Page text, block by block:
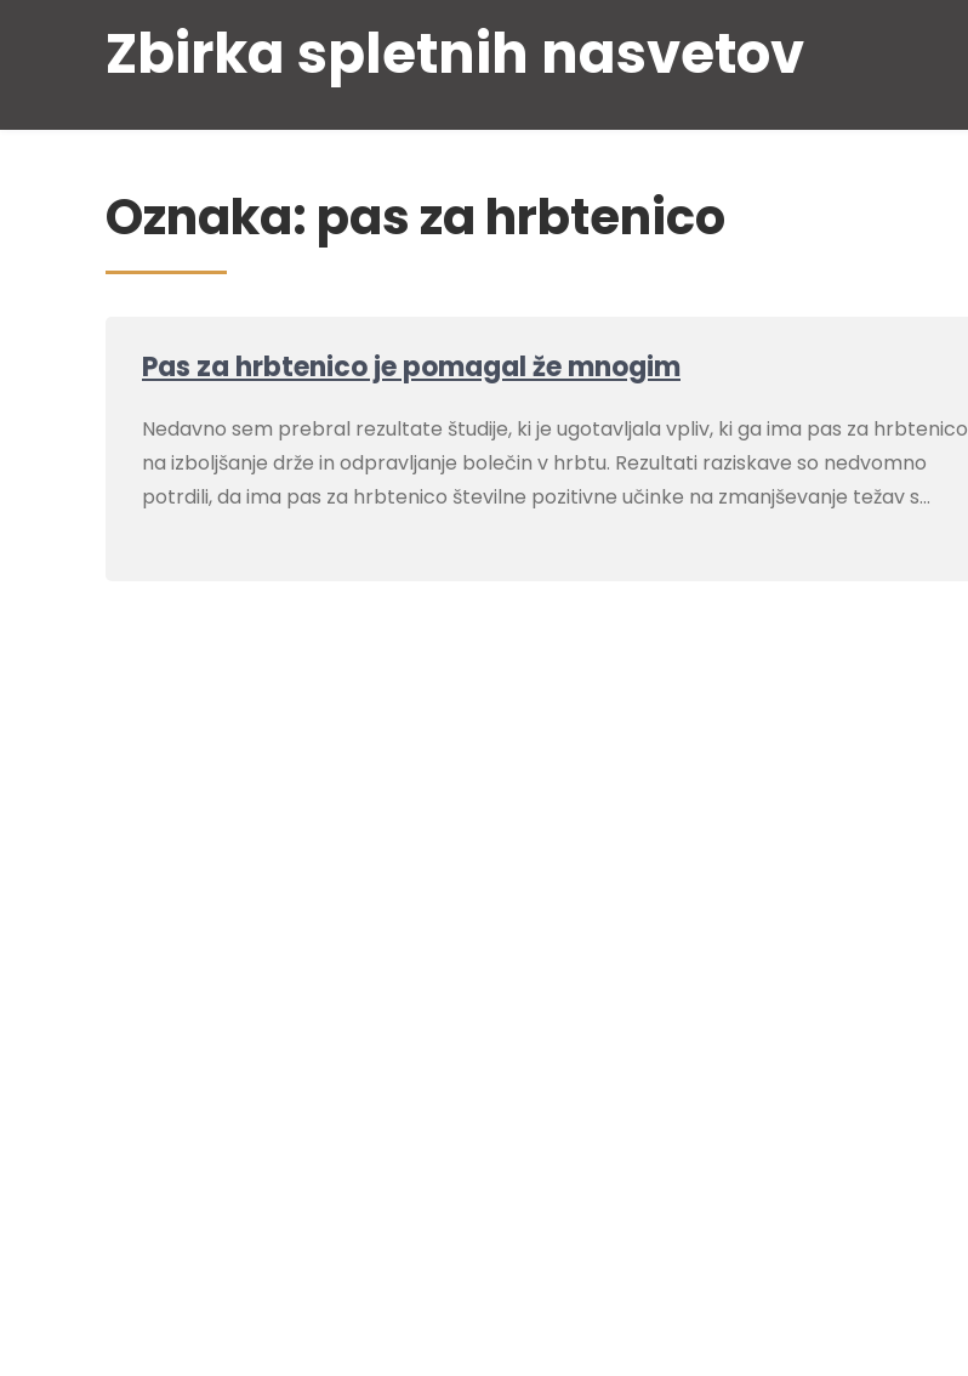
Zbirka spletnih nasvetov
Oznaka: pas za hrbtenico
Pas za hrbtenico je pomagal že mnogim
Nedavno sem prebral rezultate študije, ki je ugotavljala vpliv, ki ga ima pas za hrbtenico
na izboljšanje drže in odpravljanje bolečin v hrbtu. Rezultati raziskave so nedvomno
potrdili, da ima pas za hrbtenico številne pozitivne učinke na zmanjševanje težav s…